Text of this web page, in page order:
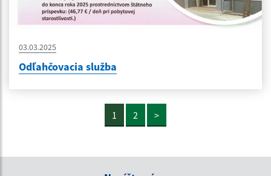
03.03.2025
Odľahčovacia služba
1 2 >